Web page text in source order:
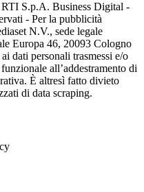
RTI S.p.A. Business Digital -
- Per la pubblicità
N.V., sede legale
Europa 46, 20093 Cologno
dati personali trasmessi e/o
all’addestramento di
È altresì fatto divieto
di data scraping.